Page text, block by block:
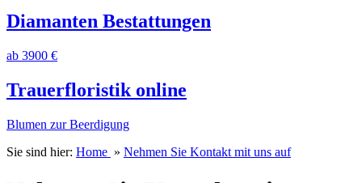
Diamanten Bestattungen
ab 3900 €
Trauerfloristik online
Blumen zur Beerdigung
Sie sind hier: Home » Nehmen Sie Kontakt mit uns auf